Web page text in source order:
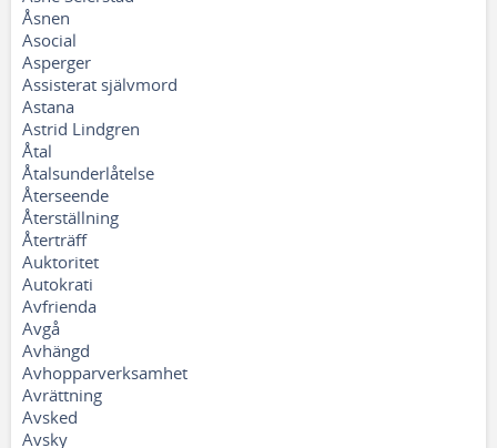
Åsnen
Asocial
Asperger
Assisterat självmord
Astana
Astrid Lindgren
Åtal
Åtalsunderlåtelse
Återseende
Återställning
Återträff
Auktoritet
Autokrati
Avfrienda
Avgå
Avhängd
Avhopparverksamhet
Avrättning
Avsked
Avsky